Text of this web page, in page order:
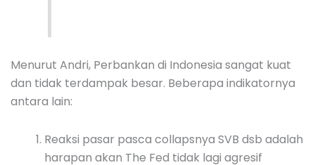
Menurut Andri, Perbankan di Indonesia sangat kuat
dan tidak terdampak besar. Beberapa indikatornya
antara lain:
Reaksi pasar pasca collapsnya SVB dsb adalah
harapan akan The Fed tidak lagi agresif